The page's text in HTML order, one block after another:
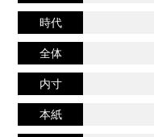
時代
全体
内寸
本紙